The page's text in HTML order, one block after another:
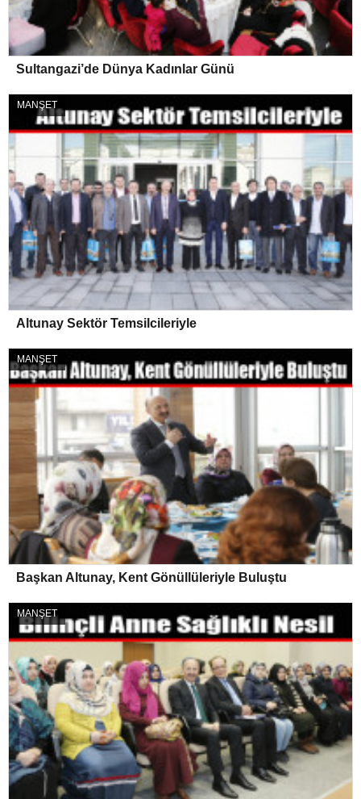
Sultangazi’de Dünya Kadınlar Günü
MANŞET
Altunay Sektör Temsilcileriyle
MANŞET
Başkan Altunay, Kent Gönüllüleriyle Buluştu
MANŞET